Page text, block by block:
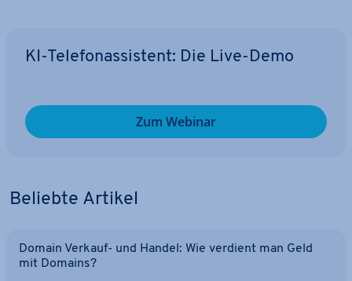
KI-Te­le­fon­as­sis­tent: Die Live-Demo
Zum Webinar
Beliebte Artikel
Domain Verkauf- und Handel: Wie verdient man Geld
mit Domains?